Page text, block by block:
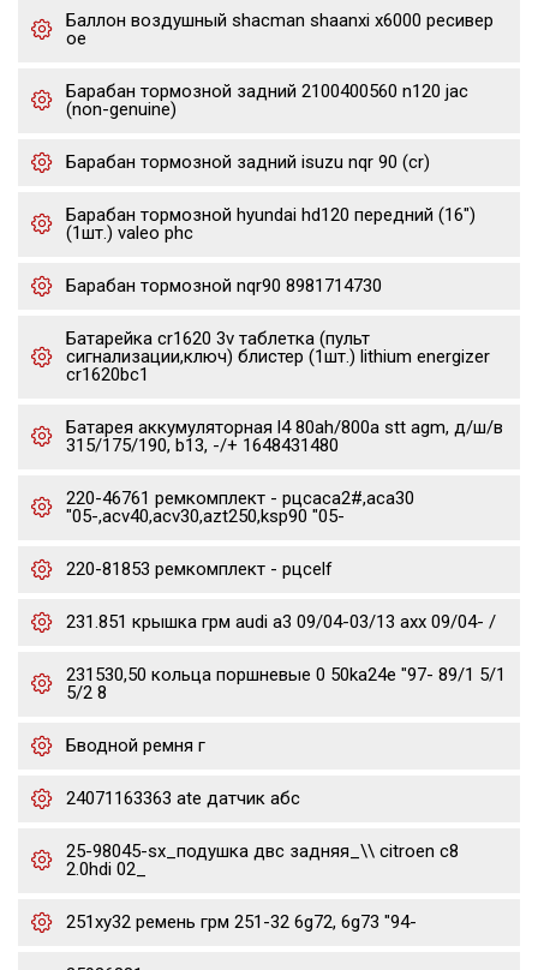
Баллон воздушный shacman shaanxi x6000 ресивер
oe
Барабан тормозной задний 2100400560 n120 jac
(non-genuine)
Барабан тормозной задний isuzu nqr 90 (cr)
Барабан тормозной hyundai hd120 передний (16")
(1шт.) valeo phc
Барабан тормозной nqr90 8981714730
Батарейка cr1620 3v таблетка (пульт
сигнализации,ключ) блистер (1шт.) lithium energizer
cr1620bc1
Батарея аккумуляторная l4 80ah/800a stt agm, д/ш/в
315/175/190, b13, -/+ 1648431480
220-46761 ремкомплект - рцсaca2#,aca30
"05-,acv40,acv30,azt250,ksp90 "05-
220-81853 ремкомплект - рцсelf
231.851 крышка грм audi a3 09/04-03/13 axx 09/04- /
231530,50 кольца поршневые 0 50ka24e "97- 89/1 5/1
5/2 8
Бводной ремня г
24071163363 ate датчик абс
25-98045-sx_подушка двс задняя_\\ citroen c8
2.0hdi 02_
251xy32 ремень грм 251-32 6g72, 6g73 "94-